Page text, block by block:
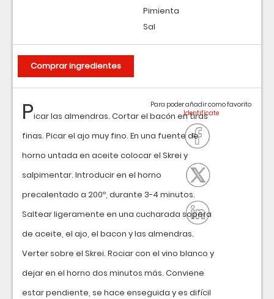
Picar las almendras. Cortar el bacón en tiras
finas. Picar el ajo muy fino. En una fuente de
horno untada en aceite colocar el Skrei y
salpimentar. Introducir en el horno
precalentado a 200º, durante 3-4 minutos.
Saltear ligeramente en una cucharada sopera
de aceite, el ajo, el bacon y las almendras.
Verter sobre el Skrei. Rociar con el vino blanco y
dejar en el horno dos minutos más. Conviene
estar pendiente, se hace enseguida y es difícil
Para poder añadir como favorito
Pimienta
Sal
Comprar ingredientes